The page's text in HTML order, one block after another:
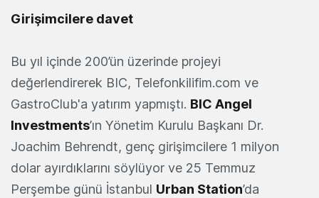
Girişimcilere davet
Bu yıl içinde 200’ün üzerinde projeyi
değerlendirerek BIC, Telefonkilifim.com ve
GastroClub'a yatırım yapmıştı. BIC Angel
Investments’ın Yönetim Kurulu Başkanı Dr.
Joachim Behrendt, genç girişimcilere 1 milyon
dolar ayırdıklarını söylüyor ve 25 Temmuz
Perşembe günü İstanbul Urban Station’da